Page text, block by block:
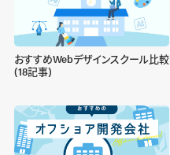
おすすめWebデザインスクール比較
(18記事)